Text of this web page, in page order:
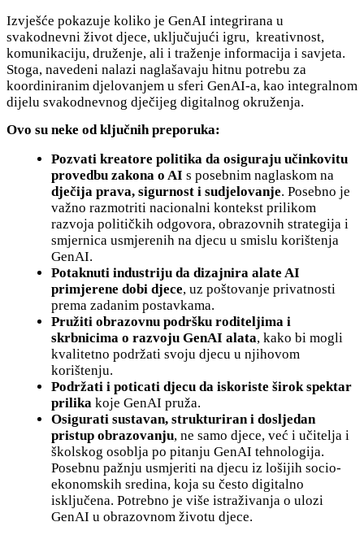
Izvješće pokazuje koliko je GenAI integrirana u
svakodnevni život djece, uključujući igru, kreativnost,
komunikaciju, druženje, ali i traženje informacija i savjeta.
Stoga, navedeni nalazi naglašavaju hitnu potrebu za
koordiniranim djelovanjem u sferi GenAI-a, kao integralnom
dijelu svakodnevnog dječijeg digitalnog okruženja.
Ovo su neke od ključnih preporuka:
Pozvati kreatore politika da osiguraju učinkovitu
provedbu zakona o AI s posebnim naglaskom na
dječija prava, sigurnost i sudjelovanje. Posebno je
važno razmotriti nacionalni kontekst prilikom
razvoja političkih odgovora, obrazovnih strategija i
smjernica usmjerenih na djecu u smislu korištenja
GenAI.
Potaknuti industriju da dizajnira alate AI
primjerene dobi djece, uz poštovanje privatnosti
prema zadanim postavkama.
Pružiti obrazovnu podršku roditeljima i
skrbnicima o razvoju GenAI alata, kako bi mogli
kvalitetno podržati svoju djecu u njihovom
korištenju.
Podržati i poticati djecu da iskoriste širok spektar
prilika koje GenAI pruža.
Osigurati sustavan, strukturiran i dosljedan
pristup obrazovanju, ne samo djece, već i učitelja i
školskog osoblja po pitanju GenAI tehnologija.
Posebnu pažnju usmjeriti na djecu iz lošijih socio-
ekonomskih sredina, koja su često digitalno
isključena. Potrebno je više istraživanja o ulozi
GenAI u obrazovnom životu djece.